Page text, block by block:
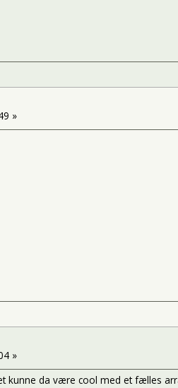
»
»
kunne da være cool med et fælles